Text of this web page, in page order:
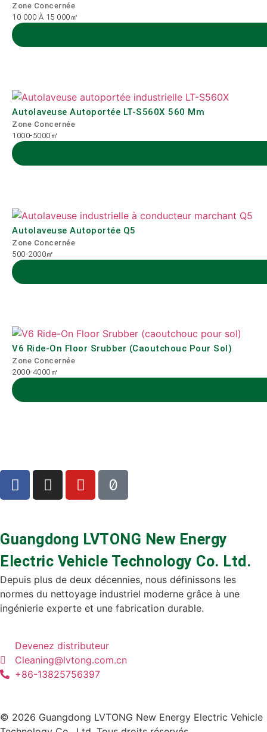
Zone Concernée
10 000 À 15 000㎡
Autolaveuse Autoportée LT-S560X 560 Mm
Zone Concernée
1000-5000㎡
Autolaveuse Autoportée Q5
Zone Concernée
500-2000㎡
V6 Ride-On Floor Srubber (caoutchouc Pour Sol)
Zone Concernée
2000-4000㎡
Guangdong LVTONG New Energy
Electric Vehicle Technology Co. Ltd.
Depuis plus de deux décennies, nous définissons les
normes du nettoyage industriel moderne grâce à une
ingénierie experte et une fabrication durable.
Devenez distributeur
Cleaning@lvtong.com.cn
+86-13825756397
©️ 2026 Guangdong LVTONG New Energy Electric Vehicle